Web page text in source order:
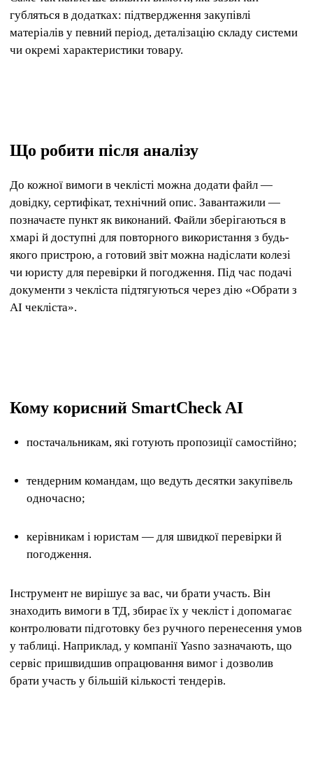
губляться в додатках: підтвердження закупівлі
матеріалів у певний період, деталізацію складу системи
чи окремі характеристики товару.
Що робити після аналізу
До кожної вимоги в чеклісті можна додати файл —
довідку, сертифікат, технічний опис. Завантажили —
позначаєте пункт як виконаний. Файли зберігаються в
хмарі й доступні для повторного використання з будь-
якого пристрою, а готовий звіт можна надіслати колезі
чи юристу для перевірки й погодження. Під час подачі
документи з чекліста підтягуються через дію «Обрати з
AI чекліста».
Кому корисний SmartCheck AI
постачальникам, які готують пропозиції самостійно;
тендерним командам, що ведуть десятки закупівель
одночасно;
керівникам і юристам — для швидкої перевірки й
погодження.
Інструмент не вирішує за вас, чи брати участь. Він
знаходить вимоги в ТД, збирає їх у чекліст і допомагає
контролювати підготовку без ручного перенесення умов
у таблиці. Наприклад, у компанії Yasno зазначають, що
сервіс пришвидшив опрацювання вимог і дозволив
брати участь у більшій кількості тендерів.